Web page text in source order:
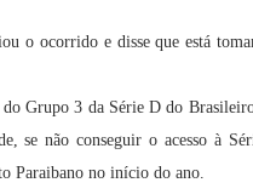
o ocorrido e disse que está
Grupo 3 da Série D do
se não conseguir o acesso à
Paraibano no início do ano.